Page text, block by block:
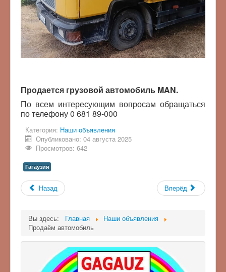
Продается грузовой автомобиль MAN.
По всем интересующим вопросам обращаться
по телефону 0 681 89-000
Категория: Наши объявления
Опубликовано: 04 августа 2025
Просмотров: 642
Гагаузия
Назад Вперёд
Вы здесь: Главная
Наши объявления
Продаём автомобиль